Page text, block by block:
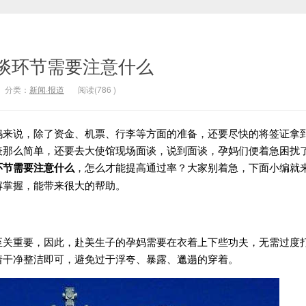
环节需要注意什么
分类： 新闻·报道 阅读(786 )
说，除了资金、机票、行李等方面的准备，还要尽快的将签证拿
么简单，还要去大使馆现场面谈，说到面谈，孕妈们便着急困扰
需要注意什么 ，怎么才能提高通过率？大家别着急，下面小编就
握，能带来很大的帮助。
要，因此，赴美生子的孕妈需要在衣着上下些功夫，无需过度
净整洁即可，避免过于浮夸、暴露、邋遢的穿着。